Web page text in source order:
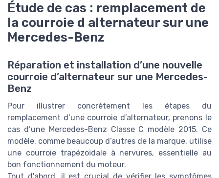
Étude de cas : remplacement de
la courroie d alternateur sur une
Mercedes-Benz
Réparation et installation d’une nouvelle
courroie d’alternateur sur une Mercedes-
Benz
Pour illustrer concrètement les étapes du
remplacement d’une courroie d’alternateur, prenons le
cas d’une Mercedes-Benz Classe C modèle 2015. Ce
modèle, comme beaucoup d’autres de la marque, utilise
une courroie trapézoïdale à nervures, essentielle au
bon fonctionnement du moteur.
Tout d'abord, il est crucial de vérifier les symptômes